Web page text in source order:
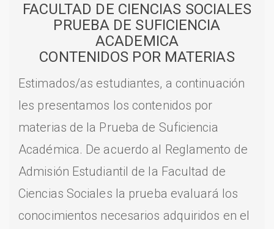
FACULTAD DE CIENCIAS SOCIALES
PRUEBA DE SUFICIENCIA
ACADEMICA
CONTENIDOS POR MATERIAS
Estimados/as estudiantes, a continuación
les presentamos los contenidos por
materias de la Prueba de Suficiencia
Académica. De acuerdo al Reglamento de
Admisión Estudiantil de la Facultad de
Ciencias Sociales la prueba evaluará los
conocimientos necesarios adquiridos en el